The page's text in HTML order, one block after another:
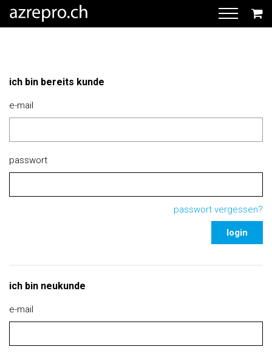
ich bin bereits kunde
e-mail
passwort
passwort vergessen?
login
ich bin neukunde
e-mail